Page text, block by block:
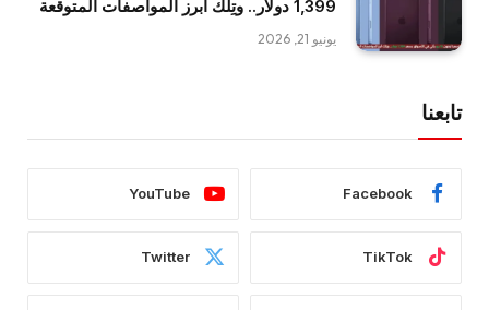
1,399 دولار.. وتِلك أبرز المواصفات المتوقعة
يونيو 21, 2026
تابعنا
Facebook
YouTube
TikTok
Twitter